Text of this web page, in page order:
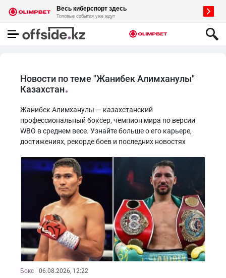
Новости по теме "Жанибек Алимханулы"
Казахстан
Жанибек Алимханулы — казахстанский
профессиональный боксер, чемпион мира по версии
WBO в среднем весе. Узнайте больше о его карьере,
достижениях, рекорде боев и последних новостях
Бокс 06.08.2026, 12:22